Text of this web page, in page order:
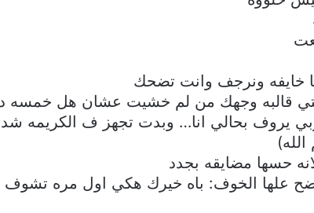
خايفه ونرجف وانت تضحك
قالبه وجهك من لم خشيت عشان هل خمسه
يروف بحالي انا… وبدت تجهز ف الكريمه
حسها مضايقه بجدد
علها الخوف: باه خيرك هكي اول مره